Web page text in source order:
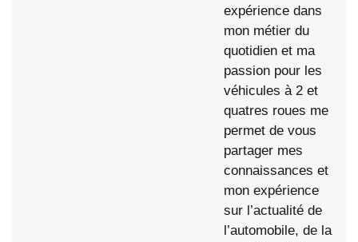
expérience dans
mon métier du
quotidien et ma
passion pour les
véhicules à 2 et
quatres roues me
permet de vous
partager mes
connaissances et
mon expérience
sur l’actualité de
l’automobile, de la